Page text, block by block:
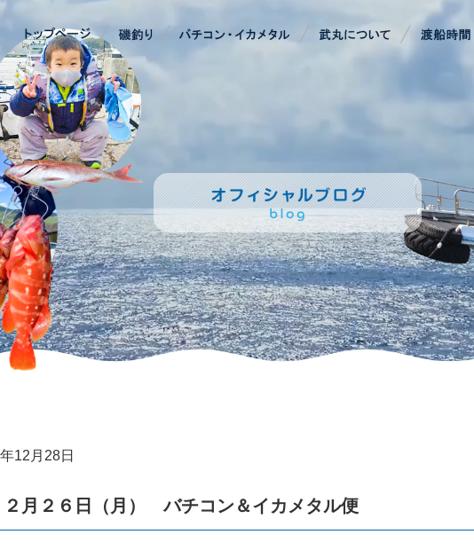
12月28日
月２６日（月） バチコン＆イカメタル便